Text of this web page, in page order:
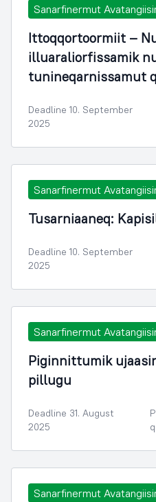
Sanarfinermut
Ittoqqortoormiit –
illuaraliorfissamik
tunineqarnissamut
Deadline 10. September
2025
Sanarfinermut
Tusarniaaneq:
Deadline 10. September
2025
Sanarfinermut
Piginnittumik
pillugu
Deadline 31. August
2025
Sanarfinermut